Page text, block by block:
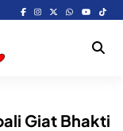
Giat Bhakti